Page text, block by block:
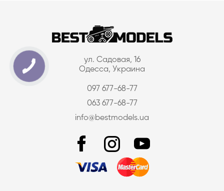
ул. Садовая, 16
Одесса, Украина
097 677-68-77
063 677-68-77
info@bestmodels.ua